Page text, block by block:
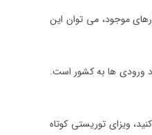
موجود، می توان این
ورودی ها به کشور است.
ویزای توریستی کوتاه